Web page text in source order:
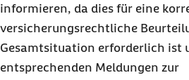
informieren, da dies für eine
versicherungsrechtliche
Gesamtsituation erforderlich ist
entsprechenden Meldungen zur